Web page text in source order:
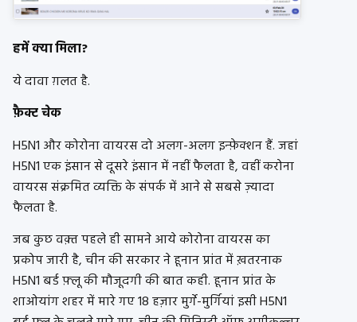
हमें क्या मिला?
ये दावा ग़लत है.
फ़ैक्ट चेक
H5N1 और कोरोना वायरस दो अलग-अलग इन्फ़ेक्शन हैं. जहां
H5N1 एक इंसान से दूसरे इंसान में नहीं फैलता है, वहीं करोना
वायरस संक्रमित व्यक्ति के संपर्क में आने से सबसे ज़्यादा
फैलता है.
जब कुछ वक़्त पहले ही सामने आये कोरोना वायरस का
प्रकोप जारी है, चीन की सरकार ने हूनान प्रांत में ख़तरनाक
H5N1 बर्ड फ़्लू की मौजूदगी की बात कही. हूनान प्रांत के
शाओयांग शहर में मारे गए 18 हज़ार मुर्गे-मुर्गियां इसी H5N1